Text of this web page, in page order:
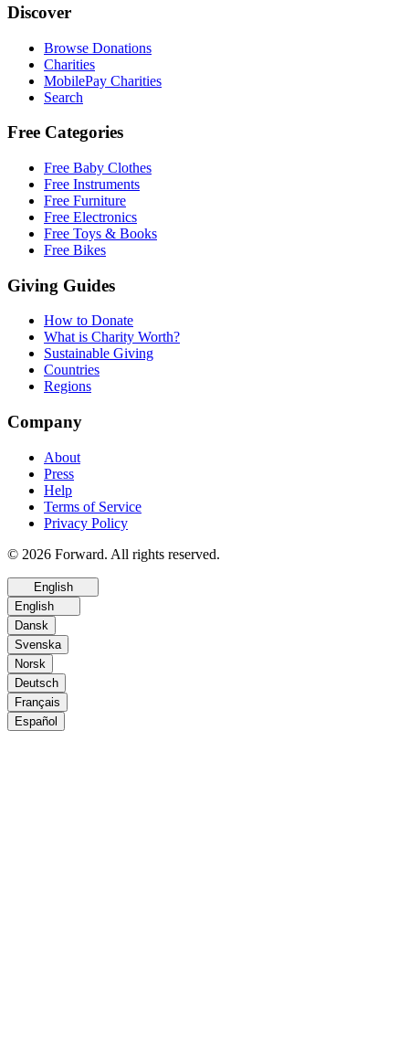
Discover
Browse Donations
Charities
MobilePay Charities
Search
Free Categories
Free Baby Clothes
Free Instruments
Free Furniture
Free Electronics
Free Toys & Books
Free Bikes
Giving Guides
How to Donate
What is Charity Worth?
Sustainable Giving
Countries
Regions
Company
About
Press
Help
Terms of Service
Privacy Policy
© 2026 Forward. All rights reserved.
English
English
Dansk
Svenska
Norsk
Deutsch
Français
Español